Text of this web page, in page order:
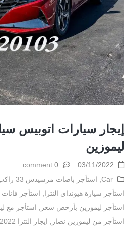
إيجار سيارات اتوبيس
ليموزين
03/11/2022
Car
, استأجر باصات مرسيدس 33 راكب
استأجر سيارة هيونداي النترا, استأجر فانات
استأجر ليموزين بأرخص سعر , استأجر مع
استأجر من ليموزين نصار , ايجار النترا 2022
0 comment